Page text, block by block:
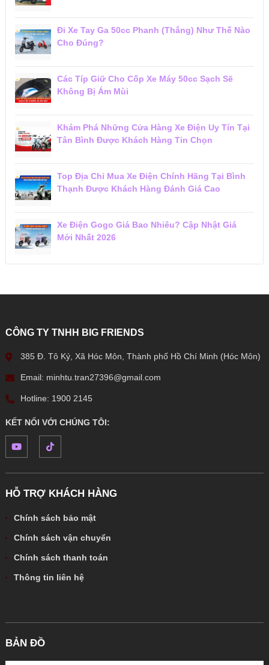
Đi Xe Tay Ga 50cc Phanh (Thắng) Như Thế Nào
Cho Đúng?
Các Típ Giữ Cho Cốp Xe Máy 50cc Sạch Sẽ
Không Bị Ám Mùi
Khám Phá Những Cửa Hàng Xe Điện Uy Tín Tại
Tân Bình Được Khách Hàng Tin Chọn
Top Địa Chỉ Mua Xe Điện Chính Hãng Tại Bình
Thạnh Được Khách Hàng Đánh Giá Cao
Xe Điện Gogo Giá Bao Nhiêu? Cập Nhật Giá
Mới Nhất 2026
CÔNG TY TNHH BIG FRIENDS
385 Đ. Tô Ký, Xã Hóc Môn, Thành phố Hồ Chí Minh (Hóc Môn)
Email: minhtu.tran27396@gmail.com
Hotline: 1900 2145
KẾT NỐI VỚI CHÚNG TÔI:
HỖ TRỢ KHÁCH HÀNG
Chính sách bảo mật
Chính sách vận chuyển
Chính sách thanh toán
Thông tin liên hệ
BẢN ĐỒ